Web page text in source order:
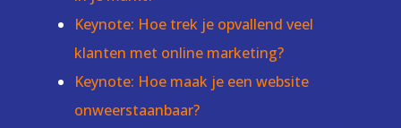
Keynote: Hoe trek je opvallend veel
klanten met online marketing?
Keynote: Hoe maak je een website
onweerstaanbaar?